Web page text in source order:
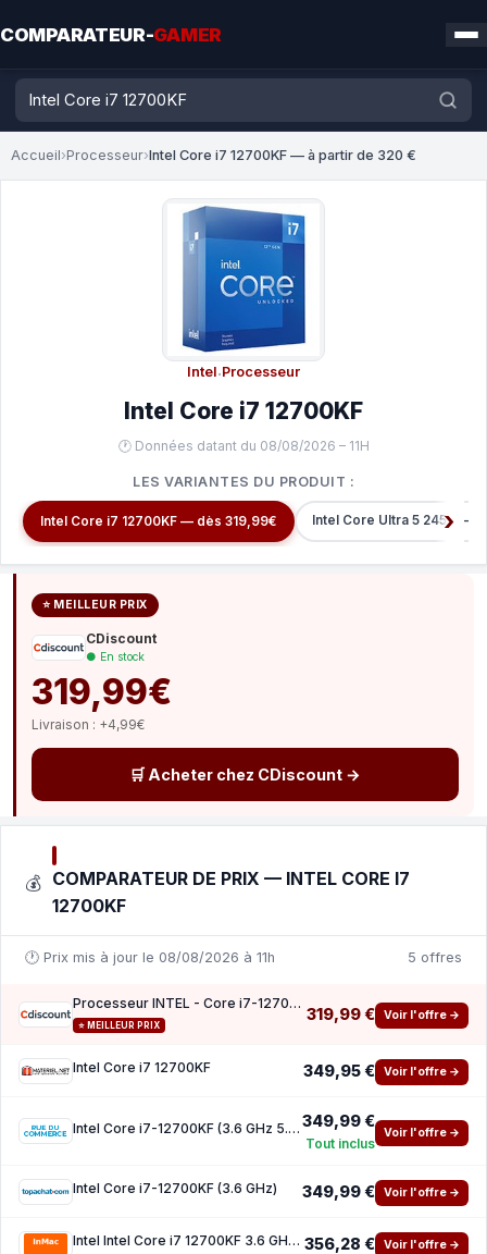
COMPARATEUR-GAMER
Accueil›Processeur›Intel Core i7 12700KF — à partir de 320 €
Intel·Processeur
Intel Core i7 12700KF
🕐 Données datant du 08/08/2026 – 11H
LES VARIANTES DU PRODUIT :
Intel Core i7 12700KF — dès 319,99€ Intel Core Ultra 5 245K —
⭐ MEILLEUR PRIX
CDiscount
● En stock
319,99€
Livraison : +4,99€
🛒 Acheter chez CDiscount →
💰 COMPARATEUR DE PRIX — INTEL CORE I7
12700KF
🕐 Prix mis à jour le 08/08/2026 à 11h 5 offres
Processeur INTEL - Core i7-12700KF - 12 cœurs (8P 4E) - Socket LGA1700 - Chipset Serie 600
⭐ MEILLEUR PRIX
319,99 € Voir l'offre →
Intel Core i7 12700KF 349,95 € Voir l'offre →
Intel Core i7-12700KF (3.6 GHz 5.0 GHz) 349,99 €
Tout inclus
Voir l'offre →
Intel Core i7-12700KF (3.6 GHz) 349,99 € Voir l'offre →
Intel Intel Core i7 12700KF 3.6 GHz processeur - BoÃ®tier (sans refroidisseur) 356,28 € Voir l'offre →